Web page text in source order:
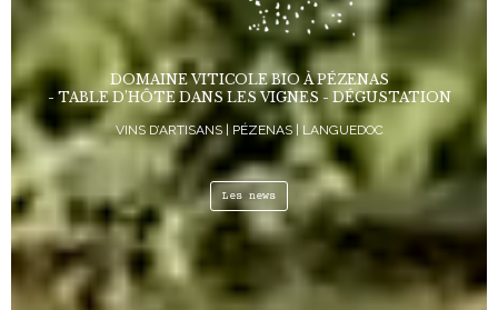
DOMAINE VITICOLE BIO À PÉZENAS
- TABLE D’HÔTE DANS LES VIGNES - DÉGUSTATION
VINS D’ARTISANS | PÉZENAS | LANGUEDOC
Les news